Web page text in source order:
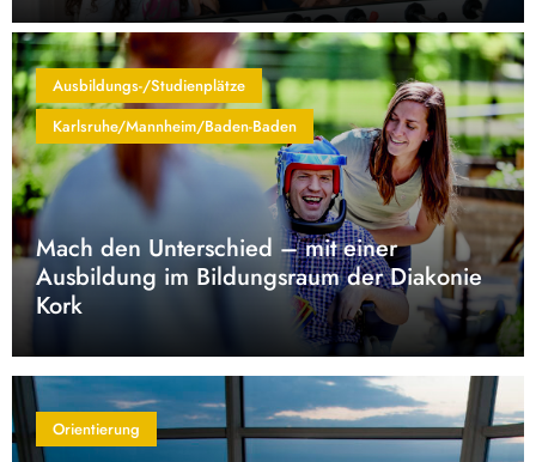
Ausbildungs-/Studienplätze
Karlsruhe/Mannheim/Baden-Baden
Mach den Unterschied – mit einer
Ausbildung im Bildungsraum der Diakonie
Kork
Orientierung